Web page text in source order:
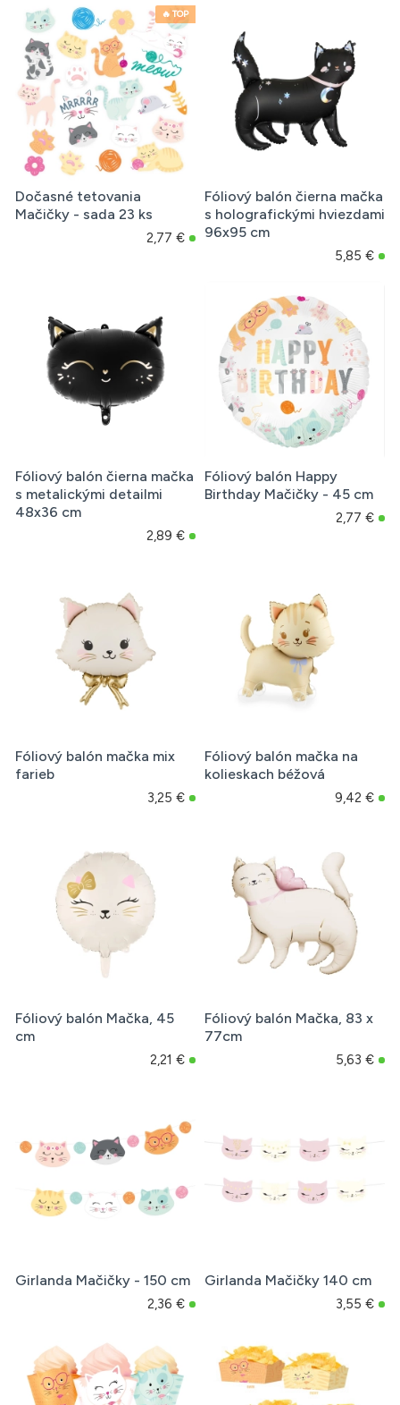
🔥 TOP
Dočasné tetovania
Mačičky - sada 23 ks
2,77 €
Fóliový balón čierna mačka
s holografickými hviezdami
96x95 cm
5,85 €
Fóliový balón čierna mačka
s metalickými detailmi
48x36 cm
2,89 €
Fóliový balón Happy
Birthday Mačičky - 45 cm
2,77 €
Fóliový balón mačka mix
farieb
3,25 €
Fóliový balón mačka na
kolieskach béžová
9,42 €
Fóliový balón Mačka, 45
cm
2,21 €
Fóliový balón Mačka, 83 x
77cm
5,63 €
Girlanda Mačičky - 150 cm
2,36 €
Girlanda Mačičky 140 cm
3,55 €